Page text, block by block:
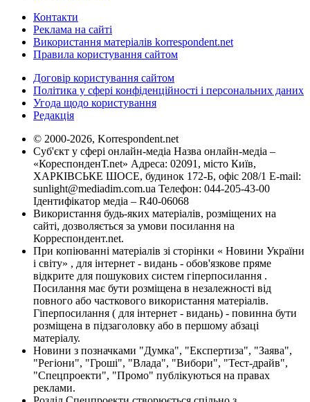
Контакти
Реклама на сайті
Використання матеріалів korrespondent.net
Правила користування сайтом
Договір користування сайтом
Політика у сфері конфіденційності і персональних даних
Угода щодо користування
Редакція
© 2000-2026, Korrespondent.net
Суб'єкт у сфері онлайн-медіа Назва онлайн-медіа –
«КореспонденТ.net» Адреса: 02091, місто Київ,
ХАРКІВСЬКЕ ШОСЕ, будинок 172-Б, офіс 208/1 E-mail:
sunlight@mediadim.com.ua Телефон: 044-205-43-00
Ідентифікатор медіа – R40-06068
Використання будь-яких матеріалів, розміщених на
сайті, дозволяється за умови посилання на
Корреспондент.net.
При копіюванні матеріалів зі сторінки « Новини України
і світу» , для інтернет - видань - обов'язкове пряме
відкрите для пошукових систем гіперпосилання .
Посилання має бути розміщена в незалежності від
повного або часткового використання матеріалів.
Гіперпосилання ( для інтернет - видань) - повинна бути
розміщена в підзаголовку або в першому абзаці
матеріалу.
Новини з позначками "Думка", "Експертиза", "Заява",
"Регіони", "Гроші", "Влада", "Вибори", "Тест-драйв",
"Спецпроекти", "Промо" публікуються на правах
реклами.